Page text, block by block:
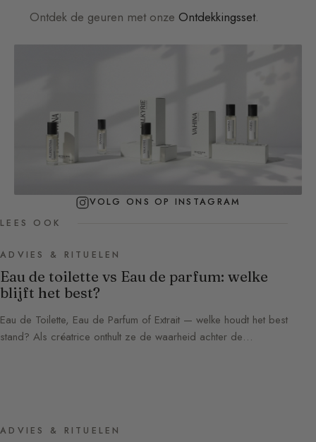
Ontdek de geuren met onze Ontdekkingsset.
VOLG ONS OP INSTAGRAM
LEES OOK
ADVIES & RITUELEN
Eau de toilette vs Eau de parfum: welke
blijft het best?
Eau de Toilette, Eau de Parfum of Extrait — welke houdt het best
stand? Als créatrice onthult ze de waarheid achter de…
ADVIES & RITUELEN